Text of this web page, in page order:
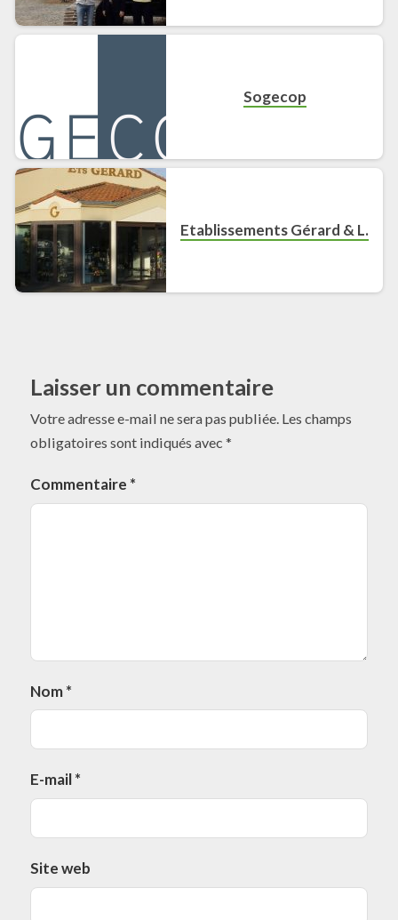
Sogecop
Etablissements Gérard & L.
Laisser un commentaire
Votre adresse e-mail ne sera pas publiée. Les champs
obligatoires sont indiqués avec *
Commentaire *
Nom*
E-mail*
Site web